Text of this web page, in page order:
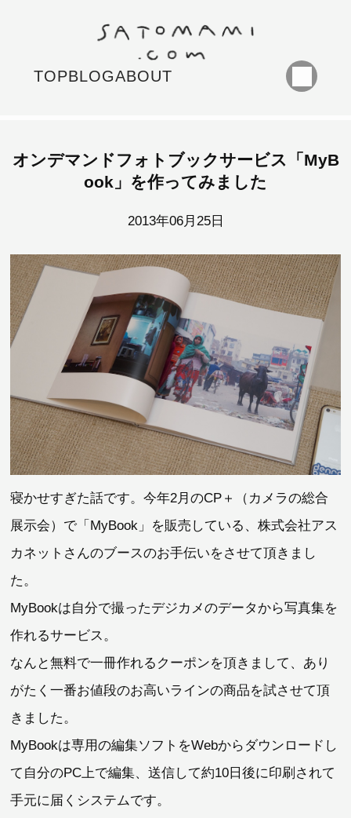
TOPBLOGABOUT
オンデマンドフォトブックサービス「MyB
ook」を作ってみました
2013年06月25日
寝かせすぎた話です。今年2月のCP＋（カメラの総合
展示会）で「MyBook」を販売している、株式会社アス
カネットさんのブースのお手伝いをさせて頂きまし
た。
MyBookは自分で撮ったデジカメのデータから写真集を
作れるサービス。
なんと無料で一冊作れるクーポンを頂きまして、あり
がたく一番お値段のお高いラインの商品を試させて頂
きました。
MyBookは専用の編集ソフトをWebからダウンロードし
て自分のPC上で編集、送信して約10日後に印刷されて
手元に届くシステムです。